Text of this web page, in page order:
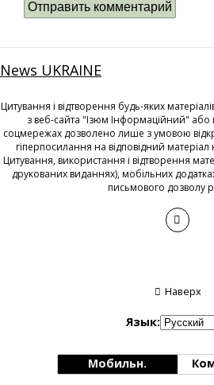
News UKRAINE
Цитування і відтворення будь-яких
з веб-сайта "Ізюм Інформаційний" або
соцмережах дозволено лише з умовою
гіперпосилання на відповідний
Цитування, використання і відтворення
друкованих виданнях), мобільних
письмового дозволу
Наверх
Язык:
Мобильн.